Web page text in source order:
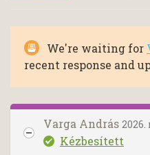
We're waiting for
recent response and
Varga András 2026.
Kézbesített